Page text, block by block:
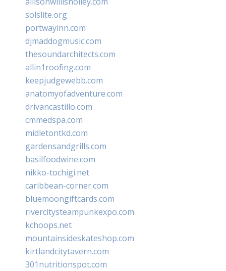
solslite.org
portwayinn.com
djmaddogmusic.com
thesoundarchitects.com
allin1roofing.com
keepjudgewebb.com
anatomyofadventure.com
drivancastillo.com
cmmedspa.com
midletontkd.com
gardensandgrills.com
basilfoodwine.com
nikko-tochigi.net
caribbean-corner.com
bluemoongiftcards.com
rivercitysteampunkexpo.com
kchoops.net
mountainsideskateshop.com
kirtlandcitytavern.com
301nutritionspot.com